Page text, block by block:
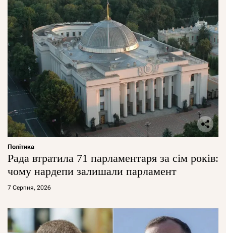
Політика
Рада втратила 71 парламентаря за сім років:
чому нардепи залишали парламент
7 Серпня, 2026